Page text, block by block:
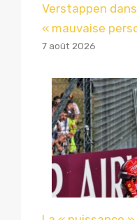
Verstappen dans
« mauvaise
7 août 2026